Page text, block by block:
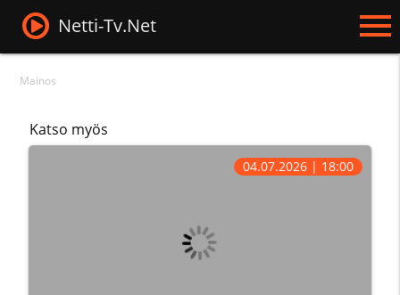
Netti-Tv.Net
Mainos
Katso myös
04.07.2026 | 18:00